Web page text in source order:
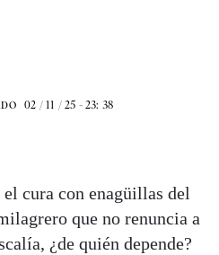
02 / 11 / 25 - 23: 38
el cura con enagüillas del
que no renuncia a
¿de quién depende?